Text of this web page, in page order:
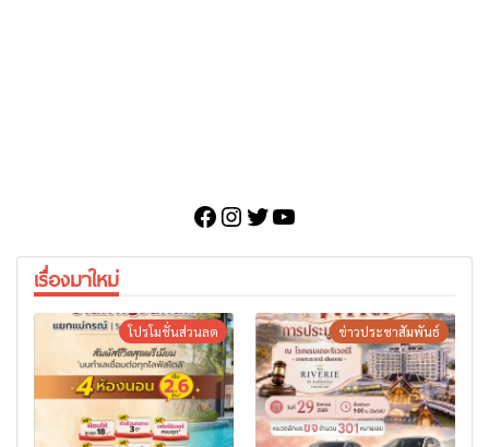
Facebook
Instagram
Twitter
YouTube
เรื่องมาใหม่
โปรโมชั่นส่วนลด ข่าวประชาสัมพันธ์